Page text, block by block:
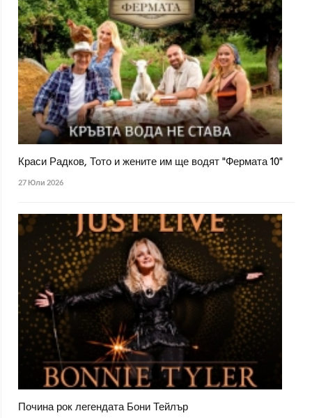
Краси Радков, Тото и жените им ще водят "Фермата 10"
27 Юли 2026
Почина рок легендата Бони Тейлър